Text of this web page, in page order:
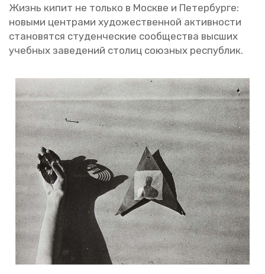
Жизнь кипит не толь­ко в Москве и Пе­тер­бур­ге:
но­вы­ми цен­тра­ми ху­до­же­ствен­ной ак­тив­но­сти
ста­но­вят­ся сту­ден­че­ские со­об­ще­ства выс­ших
учеб­ных за­ве­де­ний сто­лиц со­юз­ных рес­пуб­лик.